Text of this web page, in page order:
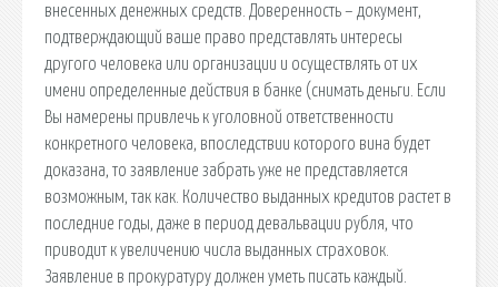
внесенных денежных средств. Доверенность – документ,
подтверждающий ваше право представлять интересы
другого человека или организации и осуществлять от их
имени определенные действия в банке (снимать деньги. Если
Вы намерены привлечь к уголовной ответственности
конкретного человека, впоследствии которого вина будет
доказана, то заявление забрать уже не представляется
возможным, так как. Количество выданных кредитов растет в
последние годы, даже в период девальвации рубля, что
приводит к увеличению числа выданных страховок.
Заявление в прокуратуру должен уметь писать каждый.